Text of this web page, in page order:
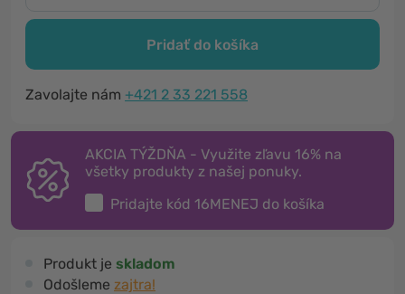
Pridať do košíka
Zavolajte nám +421 2 33 221 558
AKCIA TÝŽDŇA - Využite zľavu 16% na
všetky produkty z našej ponuky.
Pridajte kód 16MENEJ do košíka
Produkt je skladom
Odošleme zajtra!